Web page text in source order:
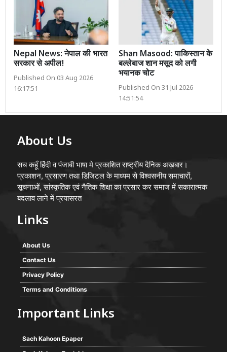
Nepal News: नेपाल की भारत
सरकार से अपील!
Published On 03 Aug 2026
16:17:51
Shan Masood: पाकिस्तान के
बल्लेबाज शान मसूद को लगी
भयानक चोट
Published On 31 Jul 2026
14:51:54
About Us
सच कहूँ हिंदी व पंजाबी भाषा मे प्रकाशित राष्ट्रीय दैनिक अख़बार।
प्रकाशन, प्रसारण तथा डिजिटल के माध्यम से विश्वसनीय समाचारों,
सूचनाओं, सांस्कृतिक एवं नैतिक शिक्षा का प्रसार कर समाज में सकारात्मक
बदलाव लाने में प्रयासरत
Links
About Us
Contact Us
Privacy Policy
Terms and Conditions
Important Links
Sach Kahoon Epaper